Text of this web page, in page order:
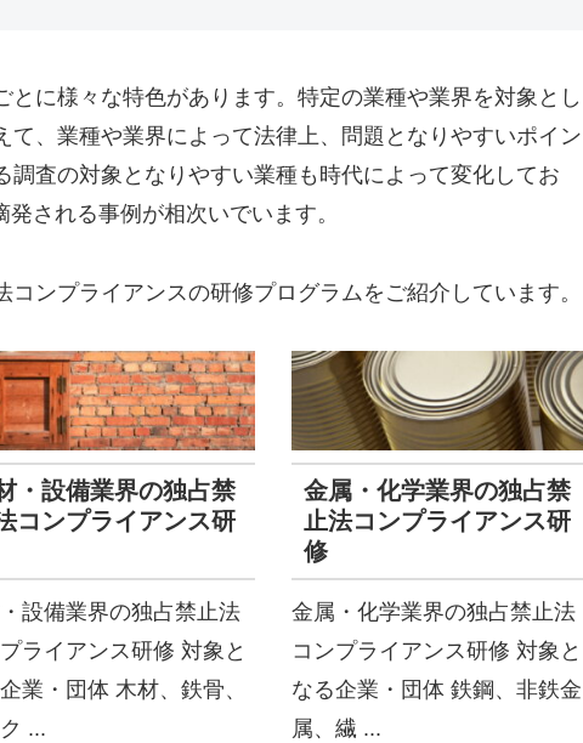
に様々な特色があります。特定の業種や業界を対象とし
て、業種や業界によって法律上、問題となりやすいポイン
調査の対象となりやすい業種も時代によって変化してお
される事例が相次いでいます。
ンプライアンスの研修プログラムをご紹介しています。
・設備業界の独占禁
コンプライアンス研
設備業界の独占禁止法
ライアンス研修 対象と
業・団体 木材、鉄骨、
...
金属・化学業界の独占禁
止法コンプライアンス研
修
金属・化学業界の独占禁止法
コンプライアンス研修 対象と
なる企業・団体 鉄鋼、非鉄金
属、繊 ...